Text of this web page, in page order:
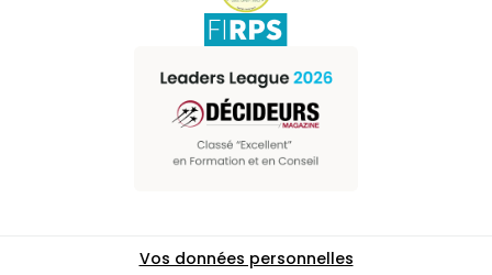
Vos données personnelles